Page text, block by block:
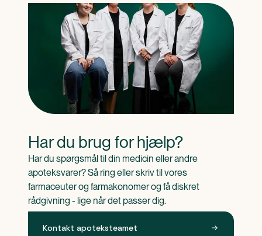
Har du brug for hjælp?
Har du spørgsmål til din medicin eller andre
apoteksvarer? Så ring eller skriv til vores
farmaceuter og farmakonomer og få diskret
rådgivning - lige når det passer dig.
Kontakt apoteksteamet